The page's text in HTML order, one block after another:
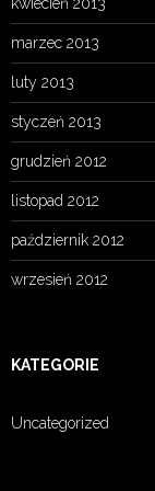
kwiecień 2013
marzec 2013
luty 2013
styczeń 2013
grudzień 2012
listopad 2012
październik 2012
wrzesień 2012
KATEGORIE
Uncategorized